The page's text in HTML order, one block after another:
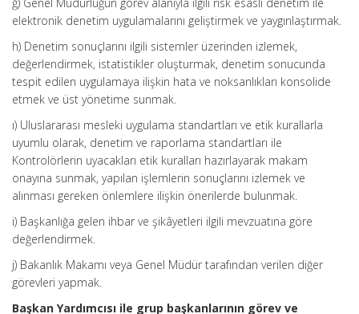
elektronik denetim uygulamalarını geliştirmek ve yaygınlaştırmak.
h) Denetim sonuçlarını ilgili sistemler üzerinden izlemek,
değerlendirmek, istatistikler oluşturmak, denetim sonucunda
tespit edilen uygulamaya ilişkin hata ve noksanlıkları konsolide
etmek ve üst yönetime sunmak.
ı) Uluslararası mesleki uygulama standartları ve etik kurallarla
uyumlu olarak, denetim ve raporlama standartları ile
Kontrolörlerin uyacakları etik kuralları hazırlayarak makam
onayına sunmak, yapılan işlemlerin sonuçlarını izlemek ve
alınması gereken önlemlere ilişkin önerilerde bulunmak.
i) Başkanlığa gelen ihbar ve şikâyetleri ilgili mevzuatına göre
değerlendirmek.
j) Bakanlık Makamı veya Genel Müdür tarafından verilen diğer
görevleri yapmak.
Başkan Yardımcısı ile grup başkanlarının görev ve